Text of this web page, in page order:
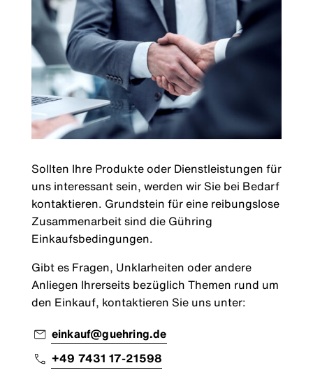
Sollten Ihre Produkte oder Dienstleistungen für
uns interessant sein, werden wir Sie bei Bedarf
kontaktieren. Grundstein für eine reibungslose
Zusammenarbeit sind die Gühring
Einkaufsbedingungen.
Gibt es Fragen, Unklarheiten oder andere
Anliegen Ihrerseits bezüglich Themen rund um
den Einkauf, kontaktieren Sie uns unter:
einkauf@guehring.de
+49 7431 17-21598